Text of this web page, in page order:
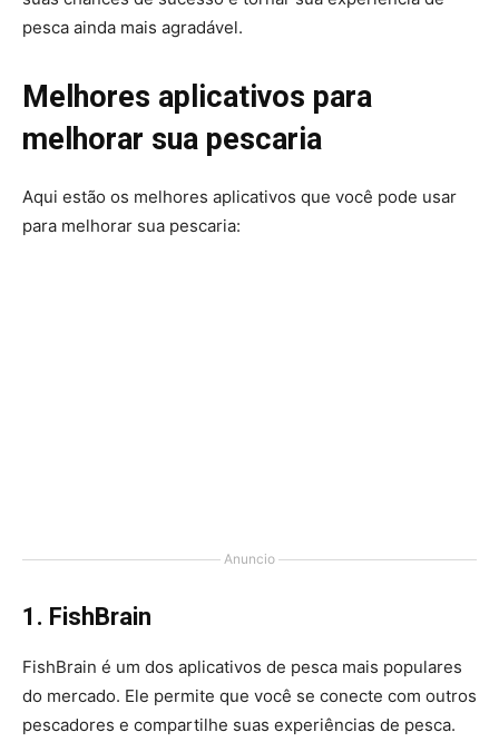
pesca ainda mais agradável.
Melhores aplicativos para
melhorar sua pescaria
Aqui estão os melhores aplicativos que você pode usar
para melhorar sua pescaria:
Anuncio
1. FishBrain
FishBrain é um dos aplicativos de pesca mais populares
do mercado. Ele permite que você se conecte com outros
pescadores e compartilhe suas experiências de pesca.